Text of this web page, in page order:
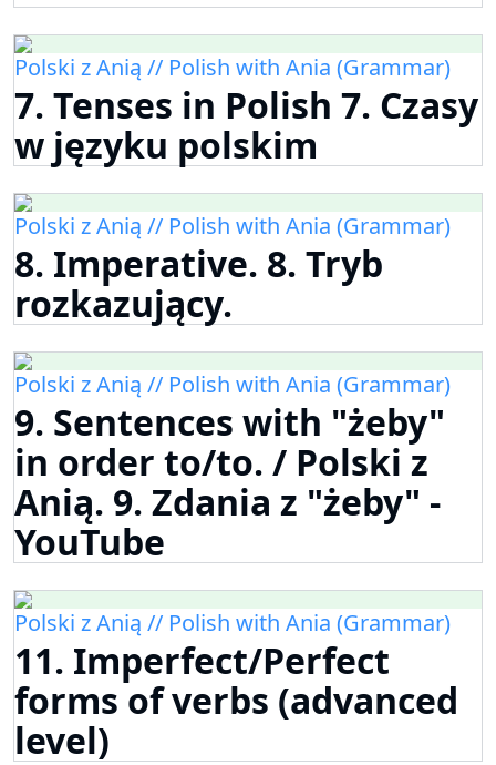
Polski z Anią // Polish with Ania (Grammar)
7. Tenses in Polish 7. Czasy
w języku polskim
Polski z Anią // Polish with Ania (Grammar)
8. Imperative. 8. Tryb
rozkazujący.
Polski z Anią // Polish with Ania (Grammar)
9. Sentences with "żeby"
in order to/to. / Polski z
Anią. 9. Zdania z "żeby" -
YouTube
Polski z Anią // Polish with Ania (Grammar)
11. Imperfect/Perfect
forms of verbs (advanced
level)